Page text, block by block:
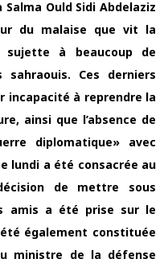
Ould Sidi Abdelaziz
du malaise que vit la
à beaucoup de
Ces derniers
incapacité à reprendre la
ainsi que l’absence de
diplomatique» avec
lundi a été consacrée au
de mettre sous
amis a été prise sur le
également constituée
ministre de la défense